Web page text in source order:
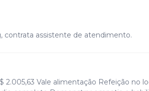
contrata assistente de atendimento.
Vale alimentação Refeição no